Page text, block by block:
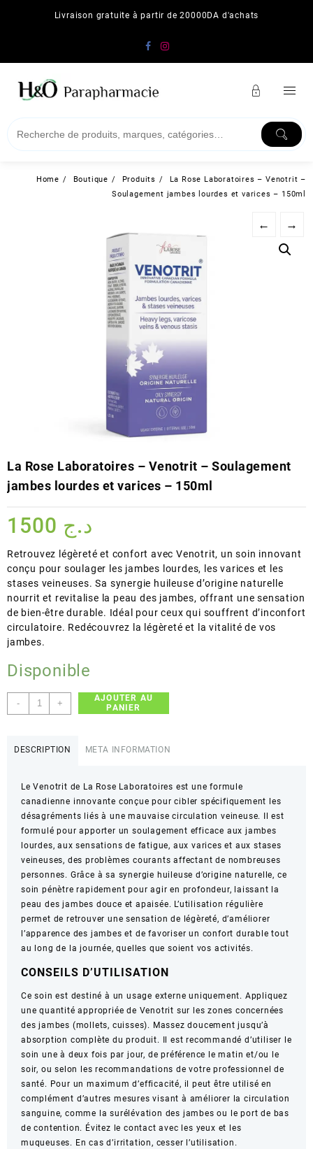
Livraison gratuite à partir de 20000DA d'achats
Home Boutique Produits
La Rose Laboratoires – Venotrit –
Soulagement jambes lourdes et varices – 150ml
← →
La Rose Laboratoires – Venotrit – Soulagement
jambes lourdes et varices – 150ml
د.ج
Retrouvez légèreté et confort avec Venotrit, un soin innovant
conçu pour soulager les jambes lourdes, les varices et les
stases veineuses. Sa synergie huileuse d’origine naturelle
nourrit et revitalise la peau des jambes, offrant une sensation
de bien-être durable. Idéal pour ceux qui souffrent d’inconfort
circulatoire. Redécouvrez la légèreté et la vitalité de vos
jambes.
Disponible
-
quantité
de
Venotrit
–
Soulagement
jambes
lourdes
et
varices
–
150ml
+
AJOUTER AU
PANIER
DESCRIPTION META INFORMATION
Le Venotrit de La Rose Laboratoires est une formule
canadienne innovante conçue pour cibler spécifiquement les
désagréments liés à une mauvaise circulation veineuse. Il est
formulé pour apporter un soulagement efficace aux jambes
lourdes, aux sensations de fatigue, aux varices et aux stases
veineuses, des problèmes courants affectant de nombreuses
personnes. Grâce à sa synergie huileuse d’origine naturelle, ce
soin pénètre rapidement pour agir en profondeur, laissant la
peau des jambes douce et apaisée. L’utilisation régulière
permet de retrouver une sensation de légèreté, d’améliorer
l’apparence des jambes et de favoriser un confort durable tout
au long de la journée, quelles que soient vos activités.
CONSEILS D’UTILISATION
Ce soin est destiné à un usage externe uniquement. Appliquez
une quantité appropriée de Venotrit sur les zones concernées
des jambes (mollets, cuisses). Massez doucement jusqu’à
absorption complète du produit. Il est recommandé d’utiliser le
soin une à deux fois par jour, de préférence le matin et/ou le
soir, ou selon les recommandations de votre professionnel de
santé. Pour un maximum d’efficacité, il peut être utilisé en
complément d’autres mesures visant à améliorer la circulation
sanguine, comme la surélévation des jambes ou le port de bas
de contention. Évitez le contact avec les yeux et les
muqueuses. En cas d’irritation, cesser l’utilisation.